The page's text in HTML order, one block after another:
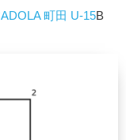
町田 U-15B